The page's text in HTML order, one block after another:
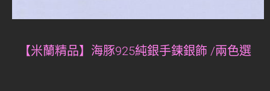
【米蘭精品】海豚925純銀手鍊銀飾 /兩色選